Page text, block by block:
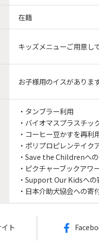
在籍
キッズメニューご用意し
お子様用のイスがあります
・タンブラー利用
・バイオマスプラスチ
・コーヒー豆かすを再利
・ポリプロピレンテイク
・Save the Childrenへ
・ピクチャーブックアワ
・Support Our Kidsへの
・日本介助犬協会への寄
ト